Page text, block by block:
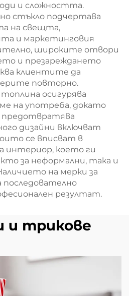
и сложността.
стъкло подчертава
на свещта,
и маркетинговия
широките отвори
и презареждането
клиентите да
повторно.
осигурява
на употреба, докато
предотвратява
дизайни включват
се вписват в
интериор, което ги
за неформални, така и
на мерки за
последователно
резултат.
и трикове